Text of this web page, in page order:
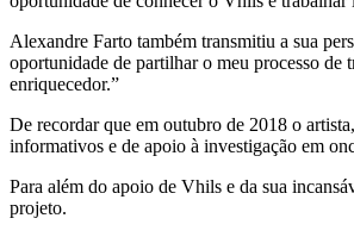
Alexandre Farto também transmitiu a sua
oportunidade de partilhar o meu processo de
enriquecedor.”
De recordar que em outubro de 2018 o
informativos e de apoio à investigação em
Para além do apoio de Vhils e da sua
projeto.